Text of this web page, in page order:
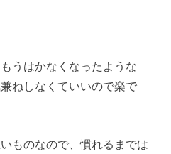
うはかなくなったような
ねしなくていいので楽で
ものなので、慣れるまでは